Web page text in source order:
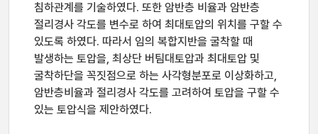
침하관계를 기술하였다. 또한 암반층 비율과 암반층
절리경사 각도를 변수로 하여 최대토압의 위치를 구할 수
있도록 하였다. 따라서 임의 복합지반을 굴착할 때
발생하는 토압을, 최상단 버팀대토압과 최대토압 및
굴착하단을 꼭짓점으로 하는 사각형분포로 이상화하고,
암반층비율과 절리경사 각도를 고려하여 토압을 구할 수
있는 토압식을 제안하였다.